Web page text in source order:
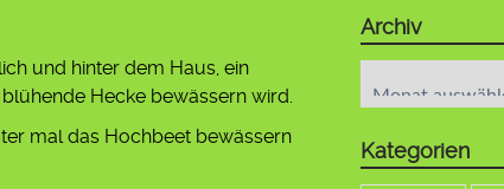
und hinter dem Haus, ein
Hecke bewässern wird.
mal das Hochbeet bewässern
Archiv
Kategorien